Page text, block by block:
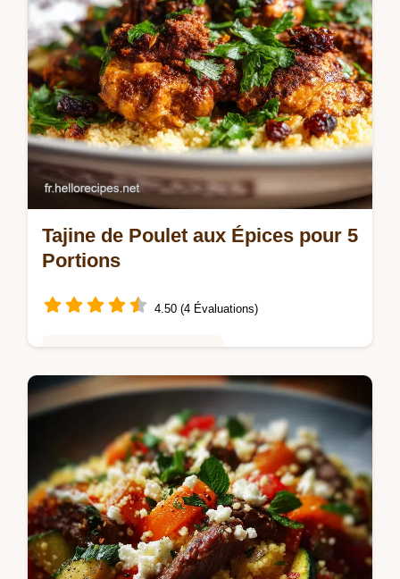
Tajine de Poulet aux Épices pour 5
Portions
4.50 (4 Évaluations)
Maîtrisez ce Tajine de poulet aux épices
authentique, recette tajine poulet marocain.
Inclut un guide de synchronisation étape par
étape pour une viande…